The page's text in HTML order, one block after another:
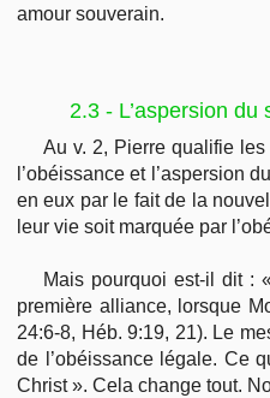
amour souverain.
2.3 - L’aspersion
Au v. 2, Pierre qualifie
l’obéissance et l’aspersion
en eux par le fait de la
leur vie soit marquée par
Mais pourquoi est-il dit :
première alliance, lorsque
24:6-8, Héb. 9:19, 21). Le
de l’obéissance légale. Ce
Christ ». Cela change tout.